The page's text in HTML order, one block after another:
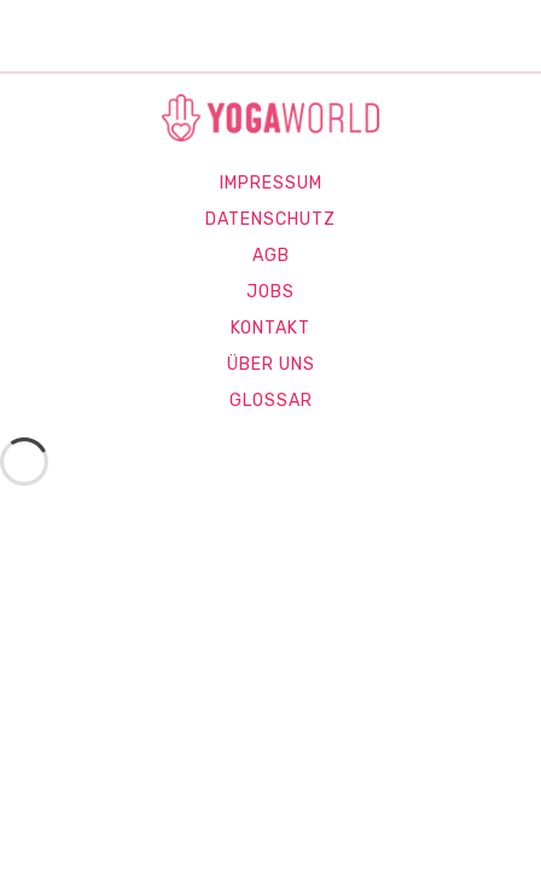
IMPRESSUM
DATENSCHUTZ
AGB
JOBS
KONTAKT
ÜBER UNS
GLOSSAR